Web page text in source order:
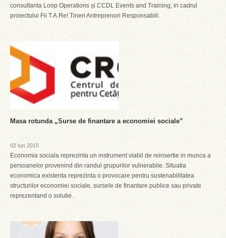
consultanta Loop Operations și CCDL Events and Training, in cadrul
proiectului Fii T.A.Re! Tineri Antreprenori Responsabili.
Masa rotunda „Surse de finantare a economiei sociale”
02 Iun 2015
Economia sociala reprezinta un instrument viabil de reinsertie in munca a
persoanelor provenind din randul grupurilor vulnerabile. Situatia
economica existenta reprezinta o provocare pentru sustenabilitatea
structurilor economiei sociale, sursele de finantare publice sau private
reprezentand o solutie.